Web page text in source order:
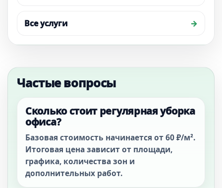
Все услуги
Частые вопросы
Сколько стоит регулярная уборка
офиса?
Базовая стоимость начинается от 60 ₽/м².
Итоговая цена зависит от площади,
графика, количества зон и
дополнительных работ.